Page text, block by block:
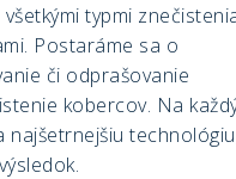
typmi
Postaráme sa o
či odprašovanie
kobercov. Na
najšetrnejšiu